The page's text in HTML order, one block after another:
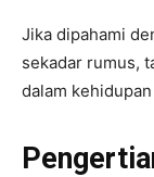
Jika dipahami
sekadar rumus,
dalam